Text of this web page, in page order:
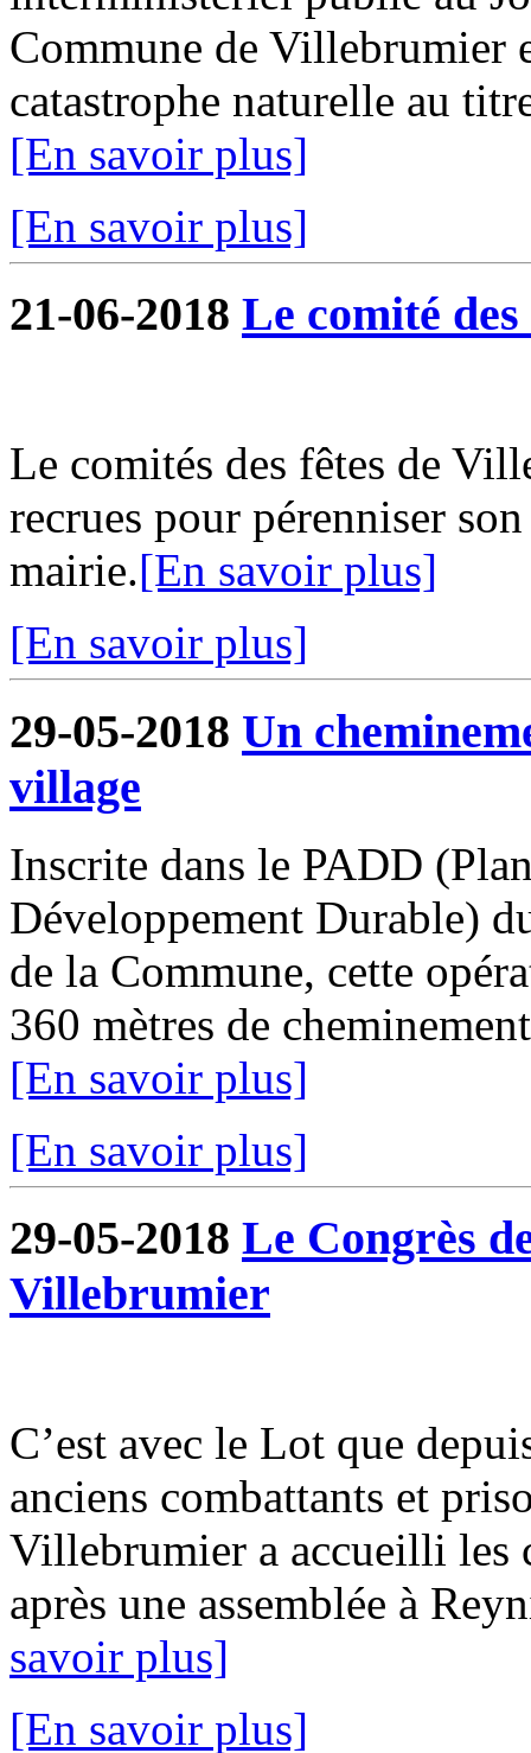
Commune de Villebrumier
catastrophe naturelle au
[En savoir plus]
[En savoir plus]
21-06-2018 Le comité
Le comités des fêtes de
recrues pour pérenniser
mairie.[En savoir plus]
[En savoir plus]
29-05-2018 Un
village
Inscrite dans le PADD
Développement Durable)
de la Commune, cette
360 mètres de
[En savoir plus]
[En savoir plus]
29-05-2018 Le Congrès
Villebrumier
C’est avec le Lot que
anciens combattants et
Villebrumier a accueilli les
après une assemblée à
savoir plus]
[En savoir plus]